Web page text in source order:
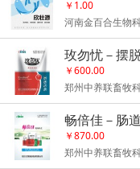
￥1.00
河南金百合生物
玫勿忧－摆
更全效脱霉剂
￥600.00
郑州中养联畜牧
畅倍佳－肠
康功能性添加
￥870.00
郑州中养联畜牧